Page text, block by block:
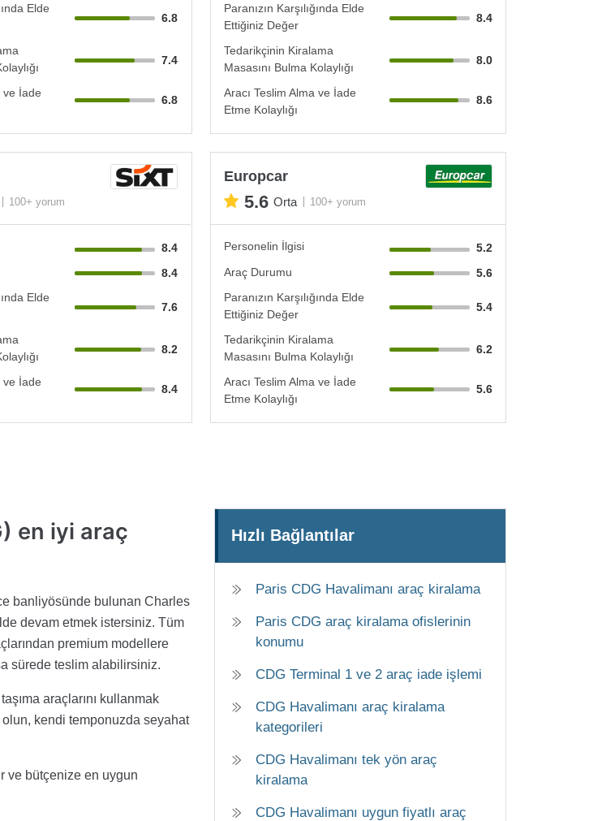
Elde
6.8
7.4
ve İade
6.8
Paranızın Karşılığında Elde
Ettiğiniz Değer
8.4
Tedarikçinin Kiralama
Masasını Bulma Kolaylığı
8.0
Aracı Teslim Alma ve İade
Etme Kolaylığı
8.6
100+ yorum
8.4
8.4
Elde
7.6
8.2
ve İade
8.4
Europcar
5.6 Orta 100+ yorum
Personelin İlgisi
5.2
Araç Durumu
5.6
Paranızın Karşılığında Elde
Ettiğiniz Değer
5.4
Tedarikçinin Kiralama
Masasını Bulma Kolaylığı
6.2
Aracı Teslim Alma ve İade
Etme Kolaylığı
5.6
Hızlı Bağlantılar
Paris CDG Havalimanı araç kiralama
Paris CDG araç kiralama ofislerinin
konumu
CDG Terminal 1 ve 2 araç iade işlemi
CDG Havalimanı araç kiralama
kategorileri
CDG Havalimanı tek yön araç
kiralama
CDG Havalimanı uygun fiyatlı araç
en iyi araç
banliyösünde bulunan Charles
devam etmek istersiniz. Tüm
premium modellere
sürede teslim alabilirsiniz.
araçlarını kullanmak
kendi temponuzda seyahat
ve bütçenize en uygun